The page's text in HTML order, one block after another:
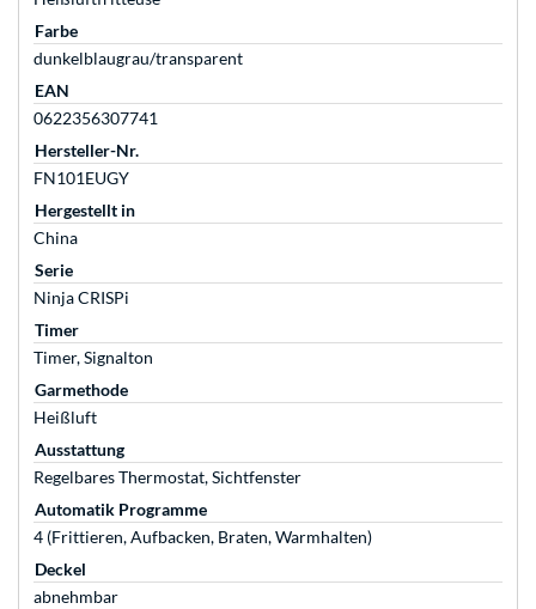
Farbe
dunkelblaugrau/transparent
EAN
0622356307741
Hersteller-Nr.
FN101EUGY
Hergestellt in
China
Serie
Ninja CRISPi
Timer
Timer, Signalton
Garmethode
Heißluft
Ausstattung
Regelbares Thermostat, Sichtfenster
Automatik Programme
4 (Frittieren, Aufbacken, Braten, Warmhalten)
Deckel
abnehmbar